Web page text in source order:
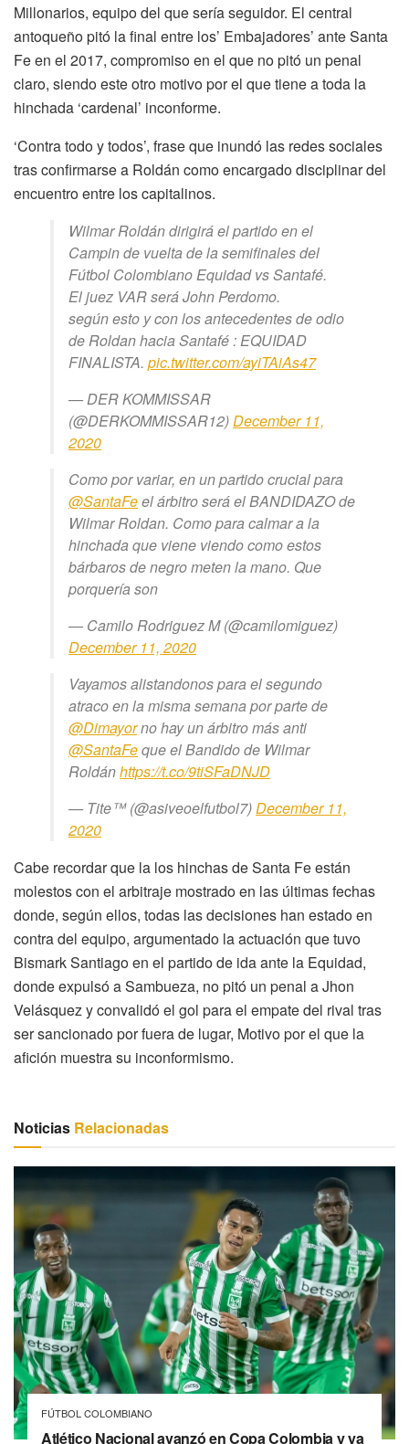
Millonarios, equipo del que sería seguidor. El central
antoqueño pitó la final entre los’ Embajadores’ ante Santa
Fe en el 2017, compromiso en el que no pitó un penal
claro, siendo este otro motivo por el que tiene a toda la
hinchada ‘cardenal’ inconforme.
‘Contra todo y todos’, frase que inundó las redes sociales
tras confirmarse a Roldán como encargado disciplinar del
encuentro entre los capitalinos.
Wilmar Roldán dirigirá el partido en el
Campin de vuelta de la semifinales del
Fútbol Colombiano Equidad vs Santafé.
El juez VAR será John Perdomo.
según esto y con los antecedentes de odio
de Roldan hacia Santafé : EQUIDAD
FINALISTA. pic.twitter.com/ayiTAiAs47
— DER KOMMISSAR
(@DERKOMMISSAR12)December 11,
2020
Como por variar, en un partido crucial para
@SantaFeel árbitro será el BANDIDAZO de
Wilmar Roldan. Como para calmar a la
hinchada que viene viendo como estos
bárbaros de negro meten la mano. Que
porquería son
— Camilo Rodriguez M (@camilomiguez)
December 11, 2020
Vayamos alistandonos para el segundo
atraco en la misma semana por parte de
@Dimayorno hay un árbitro más anti
@SantaFeque el Bandido de Wilmar
Roldánhttps://t.co/9tiSFaDNJD
— Tite™️ (@asiveoelfutbol7)December 11,
2020
Cabe recordar que la los hinchas de Santa Fe están
molestos con el arbitraje mostrado en las últimas fechas
donde, según ellos, todas las decisiones han estado en
contra del equipo, argumentado la actuación que tuvo
Bismark Santiago en el partido de ida ante la Equidad,
donde expulsó a Sambueza, no pitó un penal a Jhon
Velásquez y convalidó el gol para el empate del rival tras
ser sancionado por fuera de lugar, Motivo por el que la
afición muestra su inconformismo.
Noticias Relacionadas
FÚTBOL COLOMBIANO
Atlético Nacional avanzó en Copa Colombia y ya